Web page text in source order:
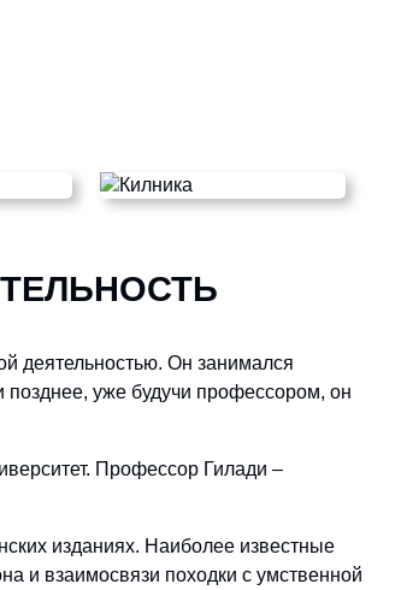
деятельностью. Он занимался
уже будучи профессором, он
Профессор Гилади –
изданиях. Наиболее известные
и взаимосвязи походки с умственной